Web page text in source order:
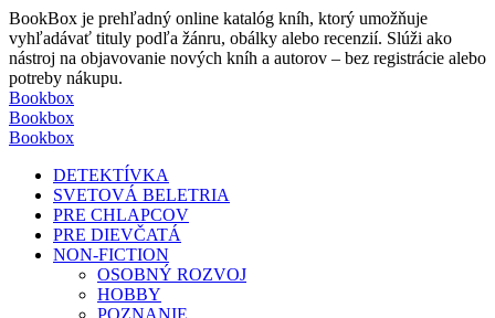
BookBox je prehľadný online katalóg kníh, ktorý umožňuje
vyhľadávať tituly podľa žánru, obálky alebo recenzií. Slúži ako
nástroj na objavovanie nových kníh a autorov – bez registrácie alebo
potreby nákupu.
Bookbox
Bookbox
Bookbox
DETEKTÍVKA
SVETOVÁ BELETRIA
PRE CHLAPCOV
PRE DIEVČATÁ
NON-FICTION
OSOBNÝ ROZVOJ
HOBBY
POZNANIE